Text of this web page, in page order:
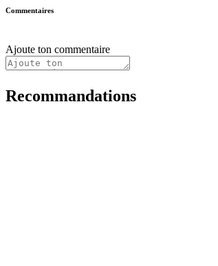
Commentaires
Ajoute ton commentaire
Recommandations